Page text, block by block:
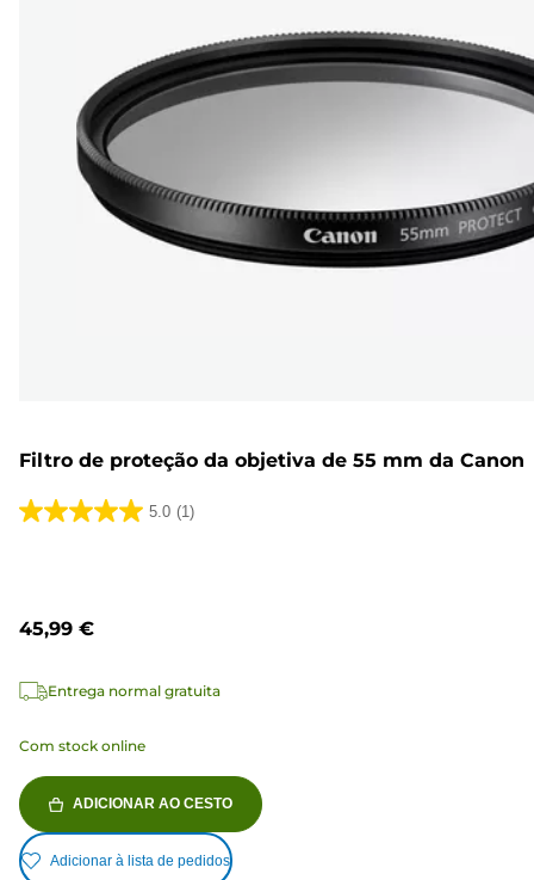
Filtro de proteção da objetiva de 55 mm da Canon
5.0 (1)
5.0
1
45,99 €
Entrega normal gratuita
Com stock online
ADICIONAR AO CESTO
Adicionar à lista de pedidos